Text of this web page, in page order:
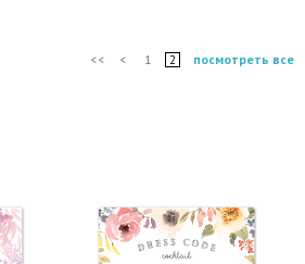
посмотреть все
<< < 1 2